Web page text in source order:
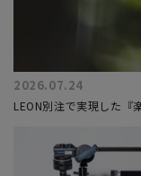
2026.07.24
LEON別注で実現した『